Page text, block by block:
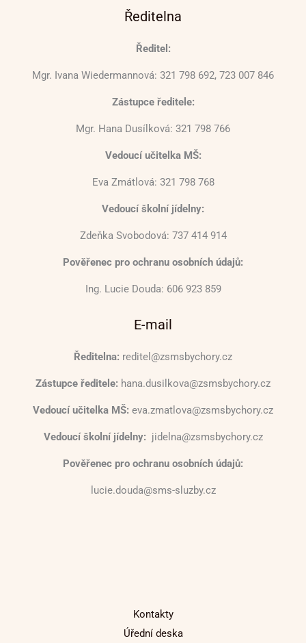
Ředitelna
Ředitel:
Mgr. Ivana Wiedermannová: 321 798 692, 723 007 846
Zástupce ředitele:
Mgr. Hana Dusílková: 321 798 766
Vedoucí učitelka MŠ:
Eva Zmátlová: 321 798 768
Vedoucí školní jídelny:
Zdeňka Svobodová: 737 414 914
Pověřenec pro ochranu osobních údajů:
Ing. Lucie Douda: 606 923 859
E-mail
Ředitelna: reditel@zsmsbychory.cz
Zástupce ředitele: hana.dusilkova@zsmsbychory.cz
Vedoucí učitelka MŠ: eva.zmatlova@zsmsbychory.cz
Vedoucí školní jídelny: jidelna@zsmsbychory.cz
Pověřenec pro ochranu osobních údajů:
lucie.douda@sms-sluzby.cz
Kontakty
Úřední deska